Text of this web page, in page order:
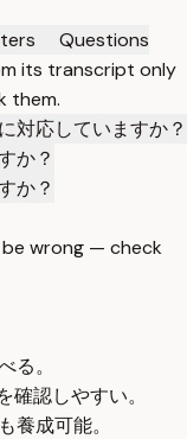
Questions
its transcript only
them.
対応していますか？
か？
か？
wrong — check
る。
認しやすい。
養成可能。